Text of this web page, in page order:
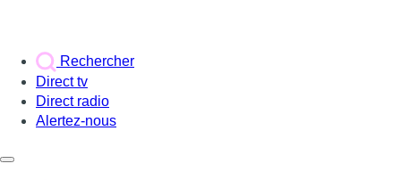
Rechercher
Direct tv
Direct radio
Alertez-nous